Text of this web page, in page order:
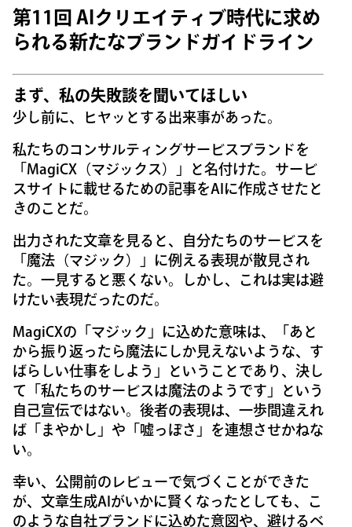
第11回 AIクリエイティブ時代に求め
られる新たなブランドガイドライン
まず、私の失敗談を聞いてほしい
少し前に、ヒヤッとする出来事があった。
私たちのコンサルティングサービスブランドを
「MagiCX（マジックス）」と名付けた。サービ
スサイトに載せるための記事をAIに作成させたと
きのことだ。
出力された文章を見ると、自分たちのサービスを
「魔法（マジック）」に例える表現が散見され
た。一見すると悪くない。しかし、これは実は避
けたい表現だったのだ。
MagiCXの「マジック」に込めた意味は、「あと
から振り返ったら魔法にしか見えないような、す
ばらしい仕事をしよう」ということであり、決し
て「私たちのサービスは魔法のようです」という
自己宣伝ではない。後者の表現は、一歩間違えれ
ば「まやかし」や「嘘っぽさ」を連想させかねな
い。
幸い、公開前のレビューで気づくことができた
が、文章生成AIがいかに賢くなったとしても、こ
のような自社ブランドに込めた意図や、避けるべ